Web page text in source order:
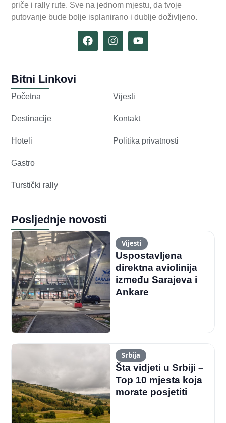
priče i rally rute. Sve na jednom mjestu, da tvoje
putovanje bude bolje isplanirano i dublje doživljeno.
Bitni Linkovi
Početna
Destinacije
Hoteli
Gastro
Turstički rally
Vijesti
Kontakt
Politika privatnosti
Posljednje novosti
Vijesti
Uspostavljena
direktna aviolinija
između Sarajeva i
Ankare
Srbija
Šta vidjeti u Srbiji –
Top 10 mjesta koja
morate posjetiti